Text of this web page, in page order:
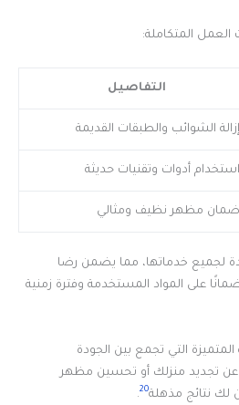
المتكاملة:
التفاصيل
إزالة الشوائب والطبقات القديمة
استخدام أدوات وتقنيات حديثة
ضمان مظهر نظيف ومثالي
لجميع خدماتها، مما يضمن رضا
على المواد المستخدمة وفترة زمنية
التي تجمع بين الجودة
عن تجديد منزلك أو تحسين مظهر
لك نتائج مذهلة20
.